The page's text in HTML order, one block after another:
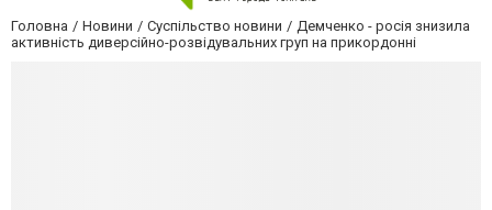
Головна Новини Суспільство новини
Демченко - росія знизила
активність диверсійно-розвідувальних груп на прикордонні